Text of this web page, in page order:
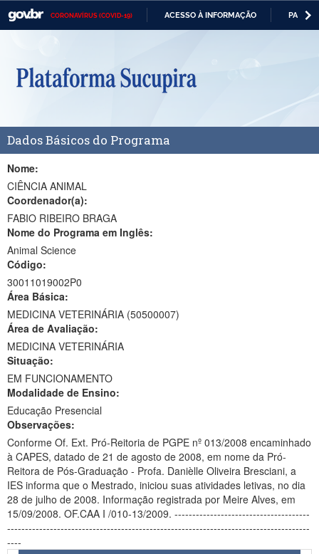
CORONAVÍRUS (COVID-19) ACESSO À INFORMAÇÃO
Casa Civil
Ministério da Defesa
Ministério da Economia
Ministério da Infraestrutura
Ministério da Educação
Ministério da Cidadania
Ministério da Saúde
Ministério de Minas e Energia
Ministério da Ciência, Tecnologia, Inovações e Comunicações
Ministério do Meio Ambiente
Ministério do Turismo
Ministério do Desenvolvimento Regional
Ministério da Mulher, da Família e dos Direitos Humanos
Secretaria-Geral
Dados Básicos do Programa
Nome:
CIÊNCIA ANIMAL
Coordenador(a):
FABIO RIBEIRO BRAGA
Nome do Programa em Inglês:
Animal Science
Código:
30011019002P0
Área Básica:
MEDICINA VETERINÁRIA (50500007)
Área de Avaliação:
MEDICINA VETERINÁRIA
Situação:
EM FUNCIONAMENTO
Modalidade de Ensino:
Educação Presencial
Observações:
Conforme Of. Ext. Pró-Reitoria de PGPE nº 013/2008 encaminhado
à CAPES, datado de 21 de agosto de 2008, em nome da Pró-
Reitora de Pós-Graduação - Profa. Danièlle Oliveira Bresciani, a
IES informa que o Mestrado, iniciou suas atividades letivas, no dia
28 de julho de 2008. Informação registrada por Meire Alves, em
15/09/2008. OF.CAA I /010-13/2009. --------------------------------------
-------------------------------------------------------------------------------------
----